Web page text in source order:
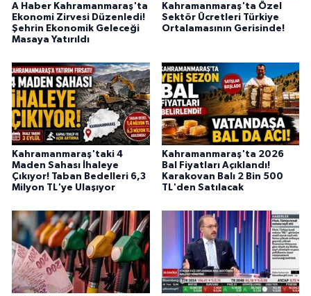
A Haber Kahramanmaraş'ta
Ekonomi Zirvesi Düzenledi!
Şehrin Ekonomik Geleceği
Masaya Yatırıldı
Kahramanmaraş'ta Özel
Sektör Ücretleri Türkiye
Ortalamasının Gerisinde!
Kahramanmaraş'taki 4
Maden Sahası İhaleye
Çıkıyor! Taban Bedelleri 6,3
Milyon TL'ye Ulaşıyor
Kahramanmaraş'ta 2026
Bal Fiyatları Açıklandı!
Karakovan Balı 2 Bin 500
TL'den Satılacak